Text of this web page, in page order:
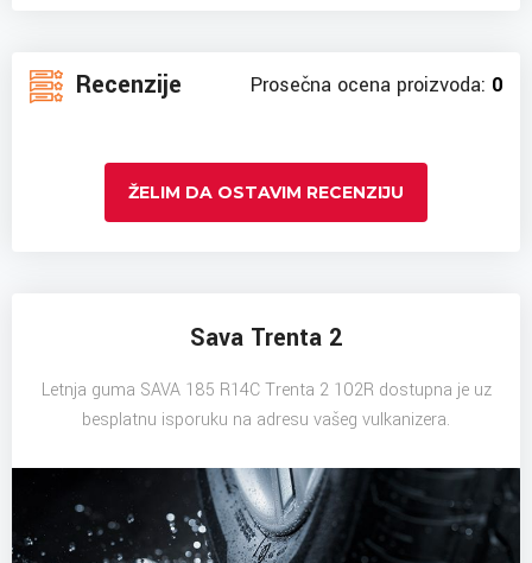
Recenzije Prosečna ocena proizvoda: 0
ŽELIM DA OSTAVIM RECENZIJU
Sava Trenta 2
Letnja guma SAVA 185 R14C Trenta 2 102R dostupna je uz
besplatnu isporuku na adresu vašeg vulkanizera.